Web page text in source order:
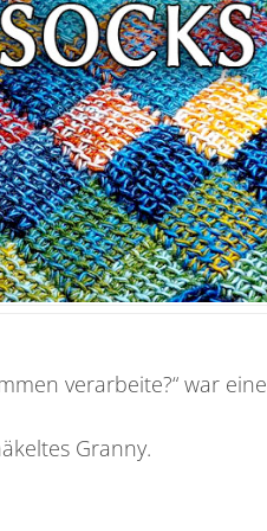
verarbeite?“ war eine
Granny.